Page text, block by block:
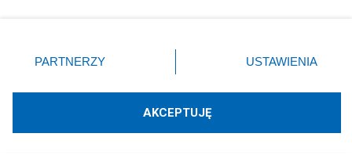
Technologię dostarcza:W3media.pl
zmienić/wycofać klikając przycisk ustawień prywatności
znajdujący się w lewym dolnym rogu strony
rodzaje przetwarzania danych nie wymagają zgody
użytkownika, ale masz prawo sprzeciwić się takiemu
PARTNERZY USTAWIENIA
AKCEPTUJĘ